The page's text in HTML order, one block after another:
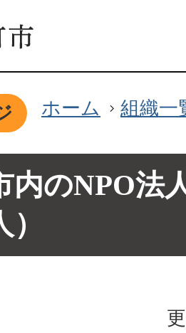
ホーム 組織一
内のNPO法